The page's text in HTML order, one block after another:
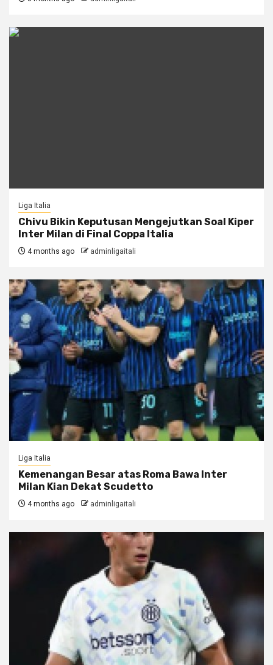
Liga Italia
Chivu Bikin Keputusan Mengejutkan Soal Kiper
Inter Milan di Final Coppa Italia
4 months ago adminligaitali
Liga Italia
Kemenangan Besar atas Roma Bawa Inter
Milan Kian Dekat Scudetto
4 months ago adminligaitali